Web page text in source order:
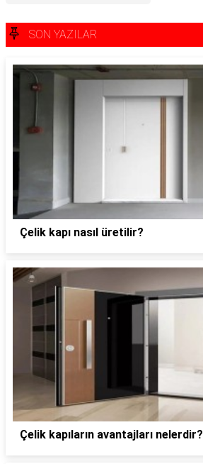
SON YAZILAR
Çelik kapı nasıl üretilir?
Çelik kapıların avantajları nelerdir?